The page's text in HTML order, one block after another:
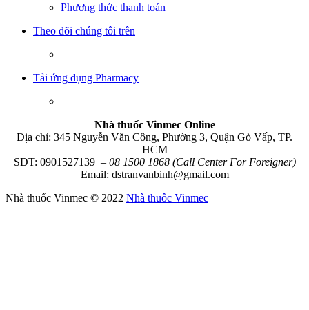
Phương thức thanh toán
Theo dõi chúng tôi trên
Tải ứng dụng Pharmacy
Nhà thuốc Vinmec Online
Địa chỉ: 345 Nguyễn Văn Công, Phường 3, Quận Gò Vấp, TP.
HCM
SĐT: 0901527139 – 08 1500 1868 (Call Center For Foreigner)
Email: dstranvanbinh@gmail.com
Nhà thuốc Vinmec © 2022 Nhà thuốc Vinmec